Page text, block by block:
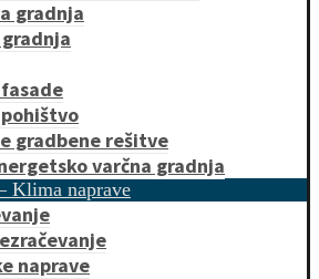
gradnja
gradbene rešitve
varčna gradnja
Klima naprave
naprave